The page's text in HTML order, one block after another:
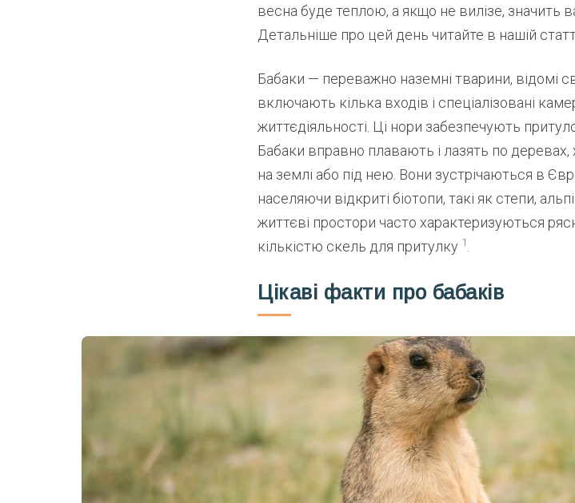
весна буде теплою, а якщо не вилізе, значить
Детальніше про цей день читайте в нашій
Бабаки — переважно наземні тварини, відомі
включають кілька входів і спеціалізовані
життєдіяльності. Ці нори забезпечують
Бабаки вправно плавають і лазять по деревах,
на землі або під нею. Вони зустрічаються в
населяючи відкриті біотопи, такі як степи,
життєві простори часто характеризуються
кількістю скель для притулку 1
Цікаві факти про бабаків